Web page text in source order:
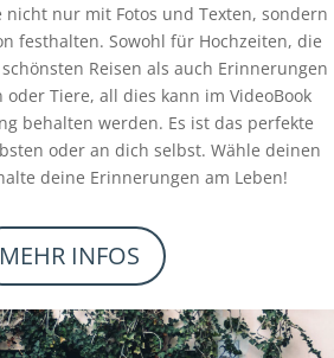
nicht nur mit Fotos und Texten, sondern
festhalten. Sowohl für Hochzeiten, die
Reisen als auch Erinnerungen
Tiere, all dies kann im VideoBook
behalten werden. Es ist das perfekte
oder an dich selbst. Wähle deinen
deine Erinnerungen am Leben!
MEHR INFOS